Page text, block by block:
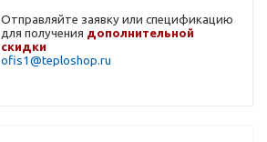
Отправляйте заявку или спецификацию
для получения дополнительной
скидки
ofis1@teploshop.ru